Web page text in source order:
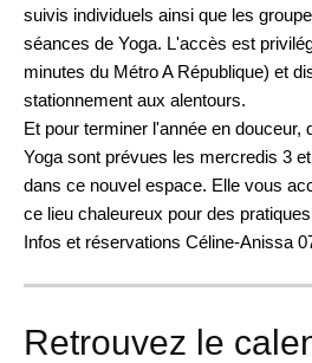
suivis individuels ainsi que les
séances de Yoga. L'accès est
minutes du Métro A République) et
stationnement aux alentours.
Et pour terminer l'année en douceur,
Yoga sont prévues les mercredis 3
dans ce nouvel espace. Elle vous
ce lieu chaleureux pour des
Infos et réservations Céline-Anissa
Retrouvez le